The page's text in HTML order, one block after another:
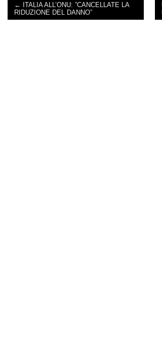
POST NAVIGATION
← ITALIA ALL’ONU: ”CANCELLATE LA
RIDUZIONE DEL DANNO”